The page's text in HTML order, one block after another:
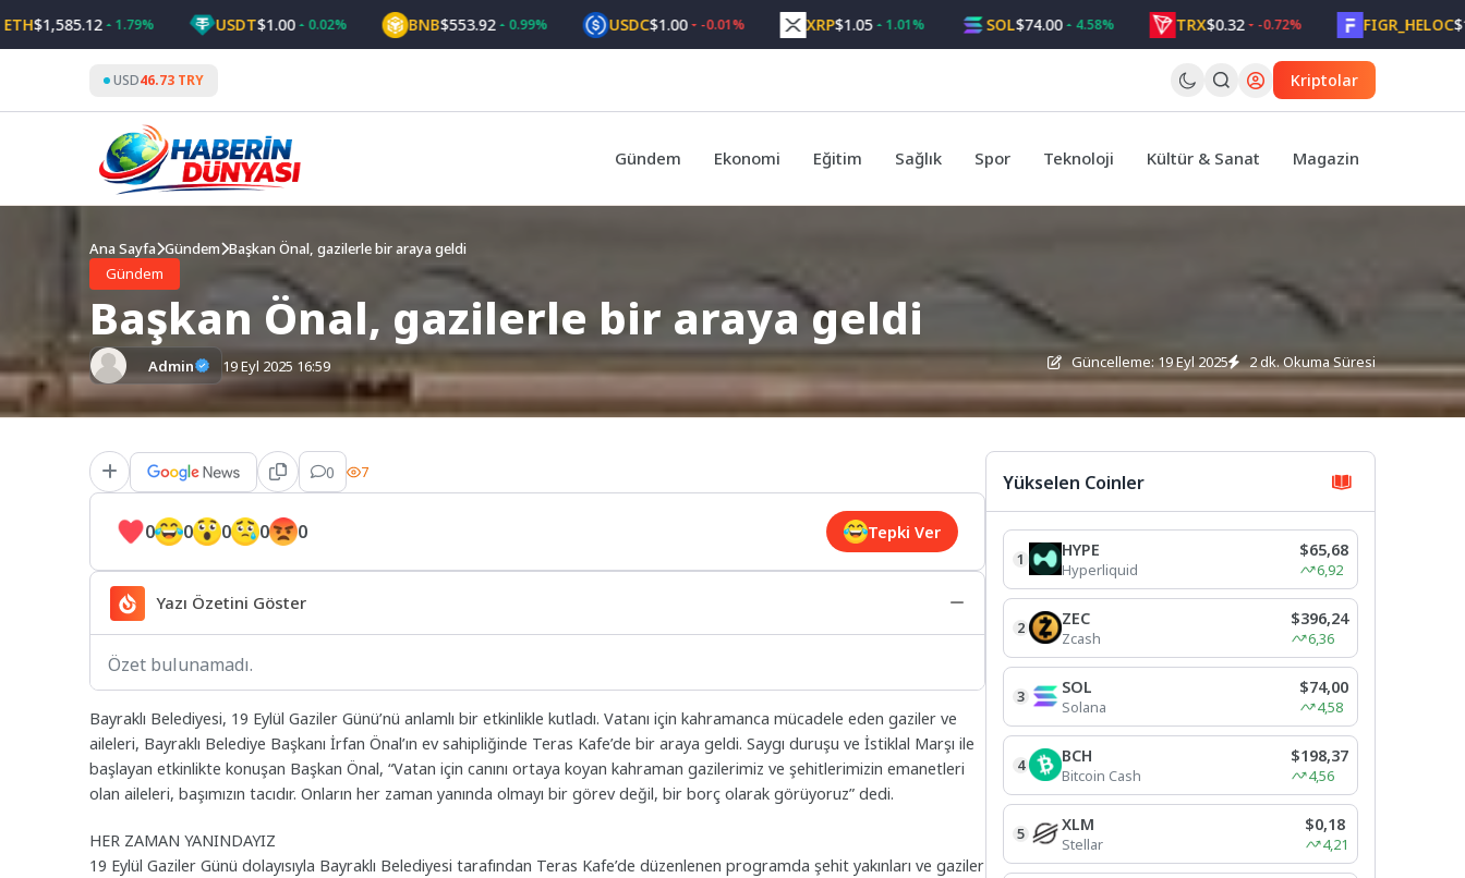
to
1.79% USDT$1.00 0.02% BNB$553.92 0.99% USDC$1.00 -0.01% XRP$1.05 1.01% SOL$74.00 4.58% TRX$0.32 -0.72% FIGR_HELOC$1.05
USD46.73 TRY Kriptolar
Gündem Ekonomi Eğitim Sağlık Spor Teknoloji Kültür & Sanat Magazin
Ana Sayfa Gündem Başkan Önal, gazilerle bir araya geldi
Gündem
Başkan Önal, gazilerle bir araya geldi
Admin 19 Eyl 2025 16:59 Güncelleme: 19 Eyl 2025 2 dk. Okuma Süresi
0 7
0 0 0 0 0 Tepki Ver
Yazı Özetini Göster
Özet bulunamadı.
Bayraklı Belediyesi, 19 Eylül Gaziler Günü’nü anlamlı bir etkinlikle kutladı. Vatanı için kahramanca mücadele eden gaziler ve
aileleri, Bayraklı Belediye Başkanı İrfan Önal’ın ev sahipliğinde Teras Kafe’de bir araya geldi. Saygı duruşu ve İstiklal Marşı ile
başlayan etkinlikte konuşan Başkan Önal, “Vatan için canını ortaya koyan kahraman gazilerimiz ve şehitlerimizin emanetleri
olan aileleri, başımızın tacıdır. Onların her zaman yanında olmayı bir görev değil, bir borç olarak görüyoruz” dedi.
HER ZAMAN YANINDAYIZ
19 Eylül Gaziler Günü dolayısıyla Bayraklı Belediyesi tarafından Teras Kafe’de düzenlenen programda şehit yakınları ve gaziler
Yükselen Coinler
1 HYPE
Hyperliquid
$65,68
6,92
2 ZEC
Zcash
$396,24
6,36
3 SOL
Solana
$74,00
4,58
4 BCH
Bitcoin Cash
$198,37
4,56
5 XLM
Stellar
$0,18
4,21